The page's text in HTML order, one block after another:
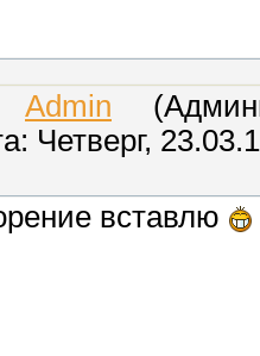
Admin
Четверг,
вставлю